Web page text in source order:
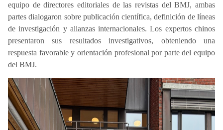
equipo de directores editoriales de las revistas del BMJ, ambas
partes dialogaron sobre publicación científica, definición de líneas
de investigación y alianzas internacionales. Los expertos chinos
presentaron sus resultados investigativos, obteniendo una
respuesta favorable y orientación profesional por parte del equipo
del BMJ.